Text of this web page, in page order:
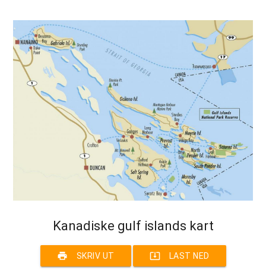
Kanadiske gulf islands kart
print SKRIV UT system_update_alt LAST NED